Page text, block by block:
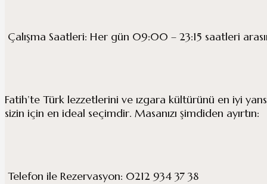
Çalışma Saatleri: Her gün 09:00 – 23:15 saatleri
Fatih’te Türk lezzetlerini ve ızgara kültürünü en iyi
sizin için en ideal seçimdir. Masanızı şimdiden ayırtın:
Telefon ile Rezervasyon: 0212 934 37 38